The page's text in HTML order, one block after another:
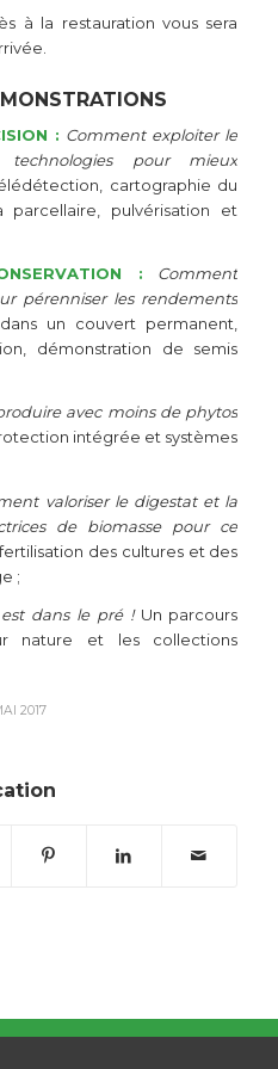
à la restauration vous sera
: Comment exploiter le
pour mieux
cartographie du
parcellaire, pulvérisation et
:
Comment
pérenniser les rendements
un couvert permanent,
démonstration de semis
avec moins de phytos
intégrée et systèmes
valoriser le digestat et la
de biomasse pour ce
fertilisation des cultures et des
;
dans le pré ! Un parcours
nature et les collections
2017